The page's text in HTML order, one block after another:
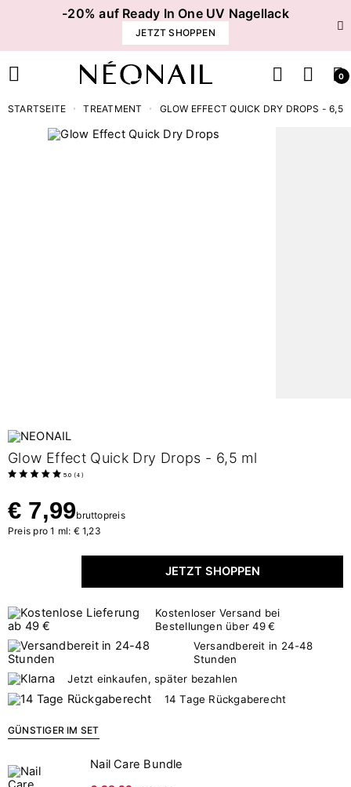
-20% auf Ready In One UV Nagellack
JETZT SHOPPEN
0
STARTSEITE TREATMENT GLOW EFFECT QUICK DRY DROPS - 6,5
Glow Effect Quick Dry Drops - 6,5 ml
5.0 (4 )
€ 7,99bruttopreis
Preis pro 1 ml: € 1,23
JETZT SHOPPEN
Kostenloser Versand bei
Bestellungen über 49 €
Versandbereit in 24-48
Stunden
Jetzt einkaufen, später bezahlen
14 Tage Rückgaberecht
GÜNSTIGER IM SET
Nail Care Bundle